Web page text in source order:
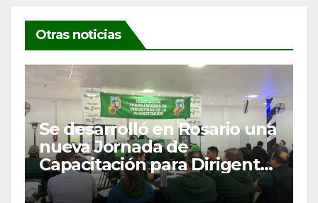
Otras noticias
Se desarrolló en Rosario una
nueva Jornada de
Capacitación para Dirigentes
y Delegados Gremiales